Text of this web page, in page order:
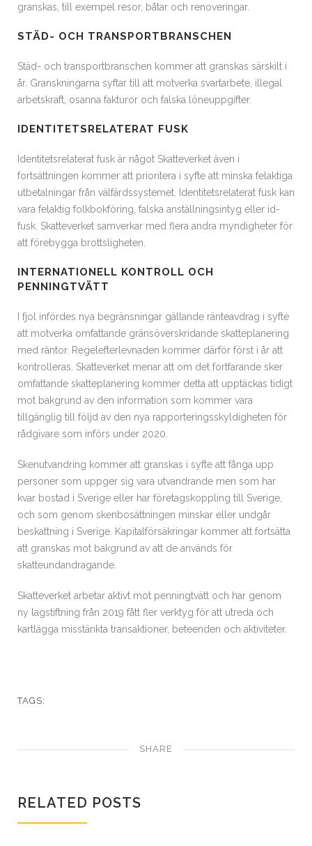
granskas, till exempel resor, båtar och renoveringar.
STÄD- OCH TRANSPORTBRANSCHEN
Städ- och transportbranschen kommer att granskas särskilt i
år. Granskningarna syftar till att motverka svartarbete, illegal
arbetskraft, osanna fakturor och falska löneuppgifter.
IDENTITETSRELATERAT FUSK
Identitetsrelaterat fusk är något Skatteverket även i
fortsättningen kommer att prioritera i syfte att minska felaktiga
utbetalningar från välfärdssystemet. Identitetsrelaterat fusk kan
vara felaktig folkbokföring, falska anställningsintyg eller id-
fusk. Skatteverket samverkar med flera andra myndigheter för
att förebygga brottsligheten.
INTERNATIONELL KONTROLL OCH
PENNINGTVÄTT
I fjol infördes nya begränsningar gällande ränteavdrag i syfte
att motverka omfattande gränsöverskridande skatteplanering
med räntor. Regelefterlevnaden kommer därför först i år att
kontrolleras. Skatteverket menar att om det fortfarande sker
omfattande skatteplanering kommer detta att upptäckas tidigt
mot bakgrund av den information som kommer vara
tillgänglig till följd av den nya rapporteringsskyldigheten för
rådgivare som införs under 2020.
Skenutvandring kommer att granskas i syfte att fånga upp
personer som uppger sig vara utvandrande men som har
kvar bostad i Sverige eller har företagskoppling till Sverige,
och som genom skenbosättningen minskar eller undgår
beskattning i Sverige. Kapitalförsäkringar kommer att fortsätta
att granskas mot bakgrund av att de används för
skatteundandragande.
Skatteverket arbetar aktivt mot penningtvätt och har genom
ny lagstiftning från 2019 fått fler verktyg för att utreda och
kartlägga misstänkta transaktioner, beteenden och aktiviteter.
TAGS:
SHARE
RELATED POSTS